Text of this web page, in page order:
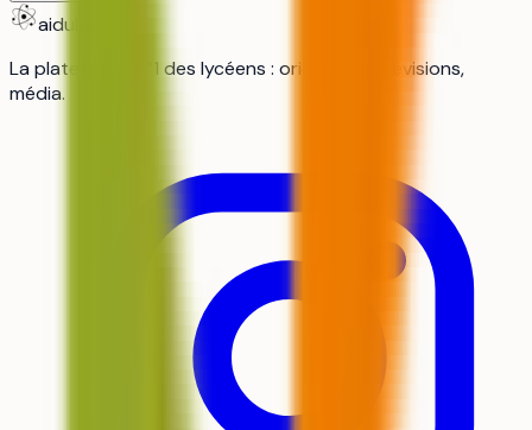
aiduka
La plateforme n°1 des lycéens : orientation, révisions,
média.